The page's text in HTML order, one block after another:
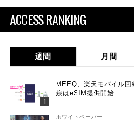
ACCESS RANKING
週間 月間
MEEQ、楽天モバイル
線はeSIM提供開始
ホワイトペーパー